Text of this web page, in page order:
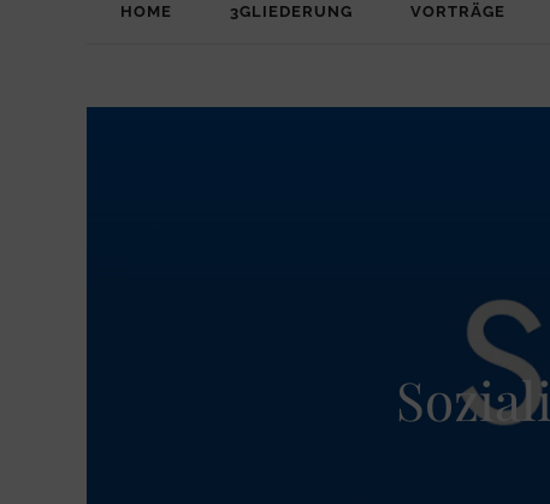
HOME 3GLIEDERUNG VORTRÄGE